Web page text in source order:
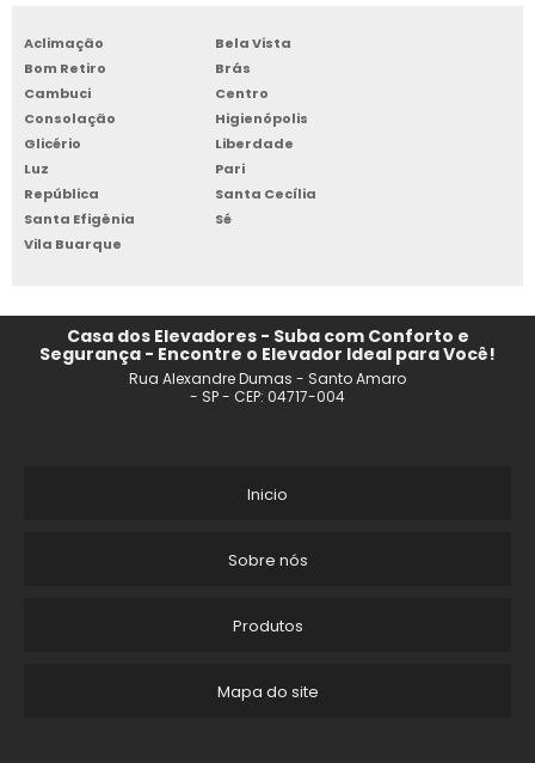
ELEVADOR MONTA CARGA INDUSTRIAL COMPRAR
MONTA CARGA RESTAURANTE
ELEVADOR DE CARGA PARA ESCADA
ELEVADOR DE CARGA PARA RESTAURANTE
ELEVADOR DE CARGA CAMPINAS
ELEVADOR MONTA CARGA INDUSTRIAL VALOR
ELEVADOR DE CARGA A VENDA
VENDA DE ELEVADOR MONTA CARGA RESIDENCIAL
Aclimação
Bela Vista
Bom Retiro
Brás
Cambuci
Centro
Consolação
Higienópolis
Glicério
Liberdade
Luz
Pari
República
Santa Cecília
Santa Efigênia
Sé
Vila Buarque
Casa dos Elevadores - Suba com Conforto e
Segurança - Encontre o Elevador Ideal para Você!
Rua Alexandre Dumas - Santo Amaro
- SP - CEP: 04717-004
Inicio
Sobre nós
Produtos
Mapa do site